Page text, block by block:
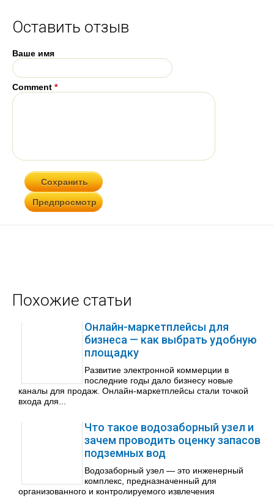
Оставить отзыв
Ваше имя
Comment *
Похожие статьи
Онлайн-маркетплейсы для
бизнеса — как выбрать удобную
площадку
Развитие электронной коммерции в
последние годы дало бизнесу новые
каналы для продаж. Онлайн-маркетплейсы стали точкой
входа для...
Что такое водозаборный узел и
зачем проводить оценку запасов
подземных вод
Водозаборный узел — это инженерный
комплекс, предназначенный для
организованного и контролируемого извлечения